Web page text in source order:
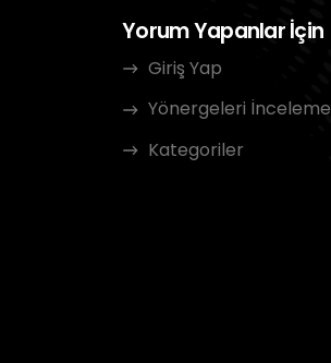
Yorum Yapanlar İçin
Giriş Yap
Yönergeleri İnceleme
Kategoriler